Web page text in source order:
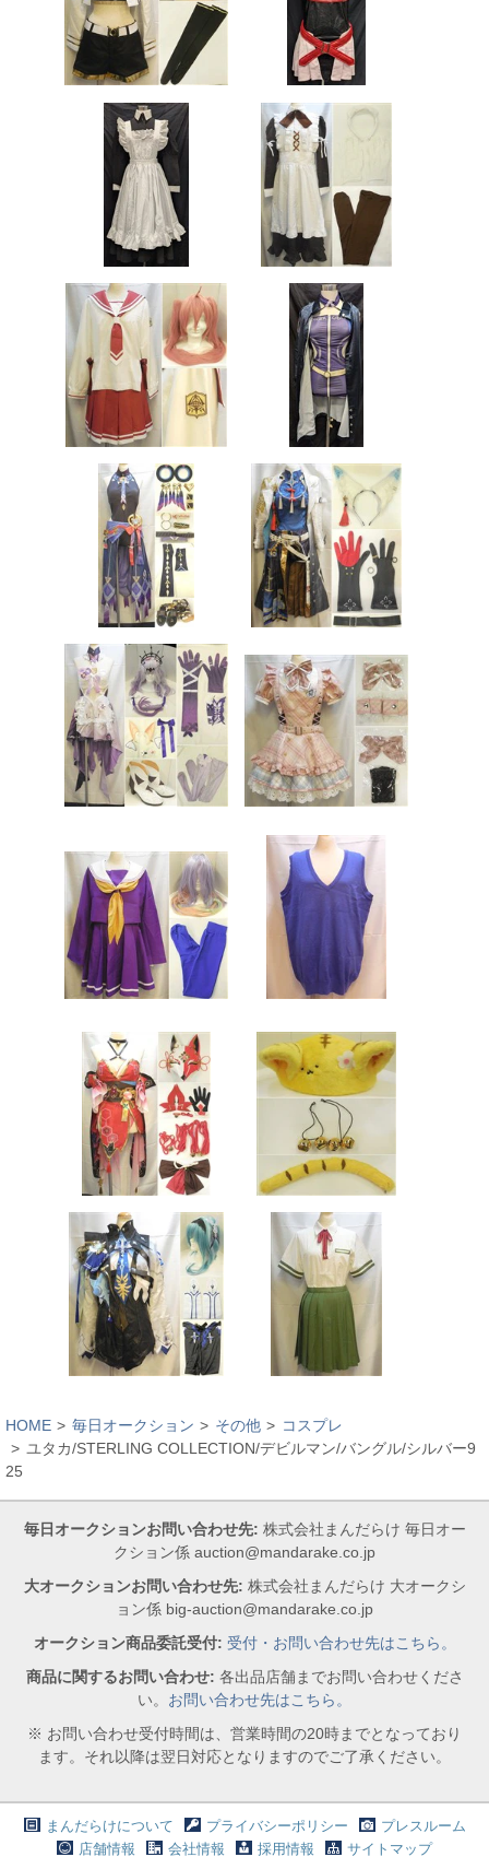
HOME 毎日オークション その他
コスプレ
ユタカ/STERLING COLLECTION/デビルマン/バングル/シルバー9
25
毎日オークションお問い合わせ先: 株式会社まんだらけ 毎日オー
クション係 auction@mandarake.co.jp
大オークションお問い合わせ先: 株式会社まんだらけ 大オークシ
ョン係 big-auction@mandarake.co.jp
オークション商品委託受付: 受付・お問い合わせ先はこちら。
商品に関するお問い合わせ: 各出品店舗までお問い合わせくださ
い。 お問い合わせ先はこちら。
※ お問い合わせ受付時間は、営業時間の20時までとなっており
ます。それ以降は翌日対応となりますのでご了承ください。
まんだらけについて プライバシーポリシー
プレスルーム
店舗情報
会社情報 採用情報 サイトマップ